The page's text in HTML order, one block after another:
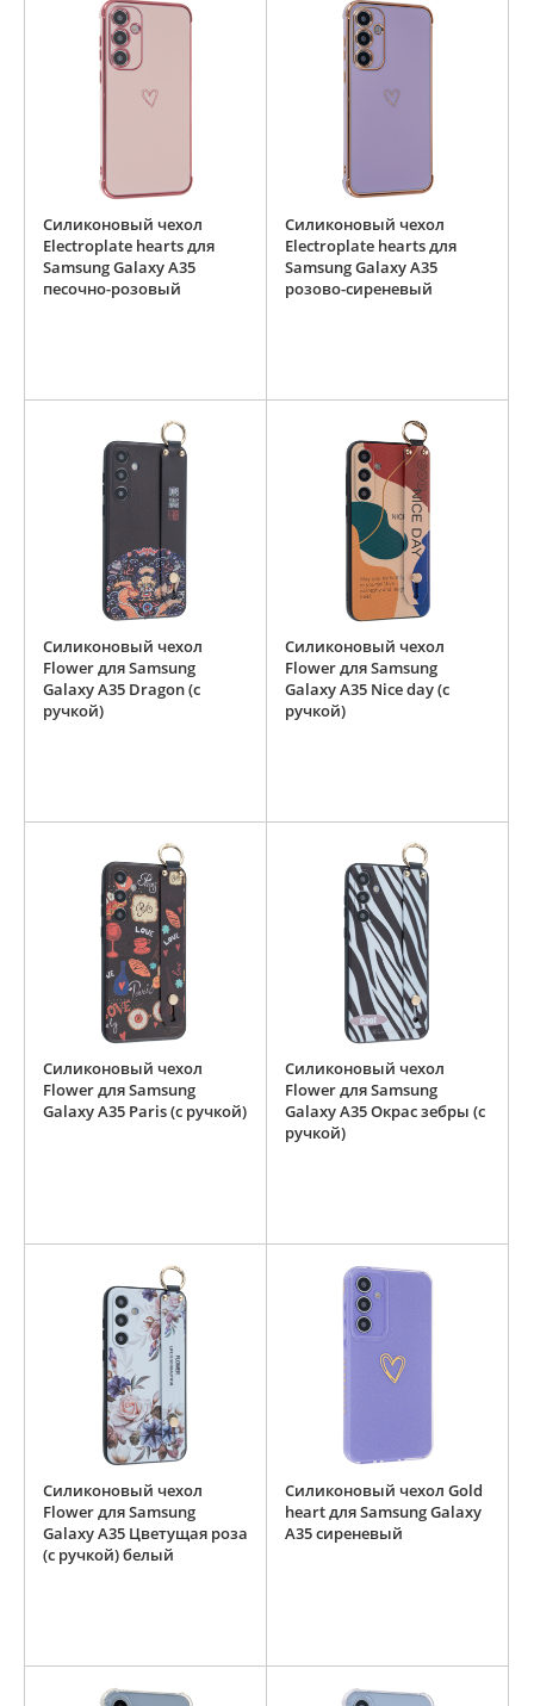
Силиконовый чехол
Electroplate hearts для
Samsung Galaxy A35
песочно-розовый
Силиконовый чехол
Electroplate hearts для
Samsung Galaxy A35
розово-сиреневый
Силиконовый чехол
Flower для Samsung
Galaxy A35 Dragon (с
ручкой)
Силиконовый чехол
Flower для Samsung
Galaxy A35 Nice day (с
ручкой)
Силиконовый чехол
Flower для Samsung
Galaxy A35 Paris (с ручкой)
Силиконовый чехол
Flower для Samsung
Galaxy A35 Окрас зебры (с
ручкой)
Силиконовый чехол
Flower для Samsung
Galaxy A35 Цветущая роза
(с ручкой) белый
Силиконовый чехол Gold
heart для Samsung Galaxy
A35 сиреневый